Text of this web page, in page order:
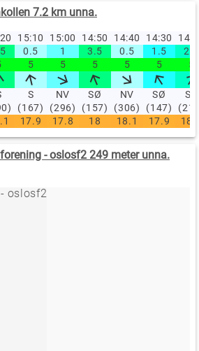
7.2 km unna.
15:10 15:00 14:50 14:40 14:30
0.5 1 3.5 0.5 1.5
2.5
5 5 5 5 5 5
S
(167)
NV
(296)
SØ
(157)
NV
(306)
SØ
(147)
SV
17.9 17.8 18 18.1 17.9
- oslosf2 249 meter unna.